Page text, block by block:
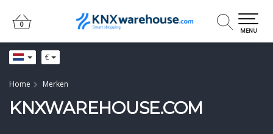
€
0
0
MENU
Home Merken
KNXWAREHOUSE.COM